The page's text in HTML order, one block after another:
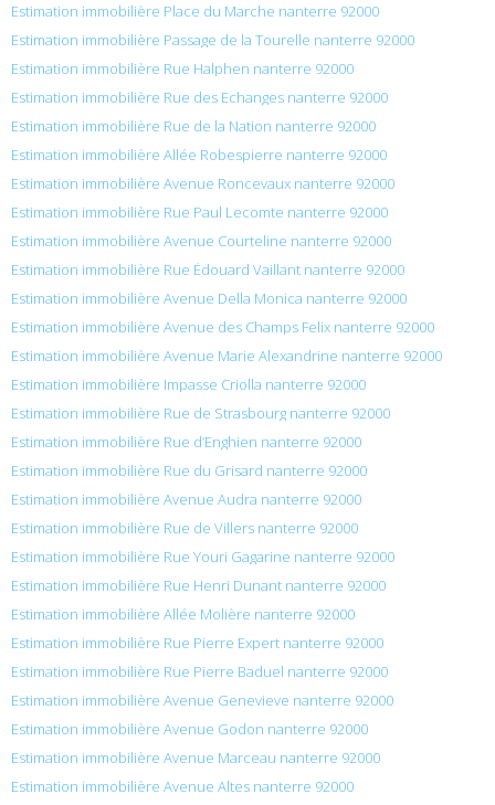
Estimation immobilière Place du Marche nanterre 92000
Estimation immobilière Passage de la Tourelle nanterre 92000
Estimation immobilière Rue Halphen nanterre 92000
Estimation immobilière Rue des Echanges nanterre 92000
Estimation immobilière Rue de la Nation nanterre 92000
Estimation immobilière Allée Robespierre nanterre 92000
Estimation immobilière Avenue Roncevaux nanterre 92000
Estimation immobilière Rue Paul Lecomte nanterre 92000
Estimation immobilière Avenue Courteline nanterre 92000
Estimation immobilière Rue Édouard Vaillant nanterre 92000
Estimation immobilière Avenue Della Monica nanterre 92000
Estimation immobilière Avenue des Champs Felix nanterre 92000
Estimation immobilière Avenue Marie Alexandrine nanterre 92000
Estimation immobilière Impasse Criolla nanterre 92000
Estimation immobilière Rue de Strasbourg nanterre 92000
Estimation immobilière Rue d’Enghien nanterre 92000
Estimation immobilière Rue du Grisard nanterre 92000
Estimation immobilière Avenue Audra nanterre 92000
Estimation immobilière Rue de Villers nanterre 92000
Estimation immobilière Rue Youri Gagarine nanterre 92000
Estimation immobilière Rue Henri Dunant nanterre 92000
Estimation immobilière Allée Molière nanterre 92000
Estimation immobilière Rue Pierre Expert nanterre 92000
Estimation immobilière Rue Pierre Baduel nanterre 92000
Estimation immobilière Avenue Genevieve nanterre 92000
Estimation immobilière Avenue Godon nanterre 92000
Estimation immobilière Avenue Marceau nanterre 92000
Estimation immobilière Avenue Altes nanterre 92000